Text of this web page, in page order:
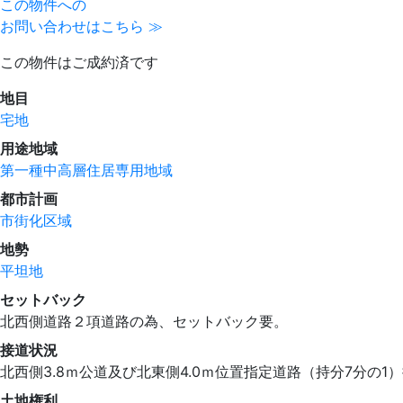
この物件への
お問い合わせはこちら ≫
この物件はご成約済です
地目
宅地
用途地域
第一種中高層住居専用地域
都市計画
市街化区域
地勢
平坦地
セットバック
北西側道路２項道路の為、セットバック要。
接道状況
北西側3.8ｍ公道及び北東側4.0ｍ位置指定道路（持分7分の1